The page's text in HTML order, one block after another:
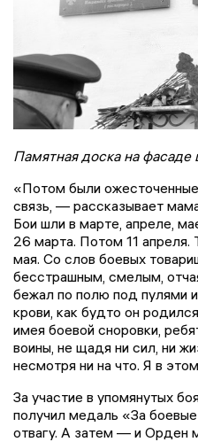
Памятная доска на
«Потом были
связь, — рассказывает
Бои шли в марте, апреле,
26 марта. Потом 11
мая. Со слов боевых
бесстрашным, смелым,
бежал по полю под пулями
крови, как будто он
имея боевой сноровки,
воины, не щадя ни сил, ни
несмотря ни на что. Я в
За участие в упомянутых
получил медаль «За
отвагу. А затем — и Орден